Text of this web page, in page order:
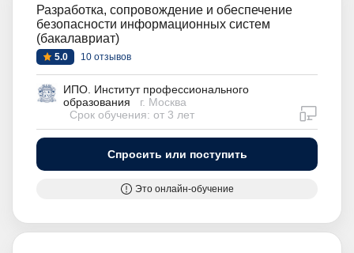
Разработка, сопровождение и обеспечение
безопасности информационных систем
(бакалавриат)
5.0 10 отзывов
ИПО. Институт профессионального
образования
г. Москва
Срок обучения: от 3 лет
Спросить или поступить
Это онлайн-обучение